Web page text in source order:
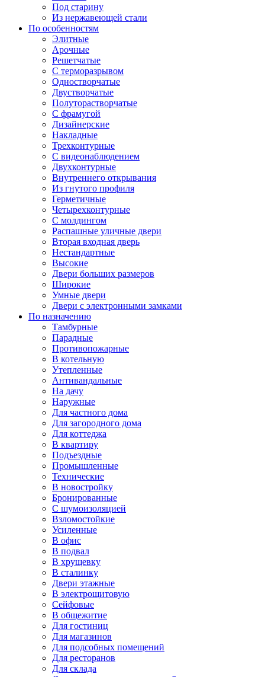
Под старину
Из нержавеющей стали
По особенностям
Элитные
Арочные
Решетчатые
С терморазрывом
Одностворчатые
Двустворчатые
Полуторастворчатые
С фрамугой
Дизайнерские
Накладные
Трехконтурные
С видеонаблюдением
Двухконтурные
Внутреннего открывания
Из гнутого профиля
Герметичные
Четырехконтурные
С молдингом
Распашные уличные двери
Вторая входная дверь
Нестандартные
Высокие
Двери больших размеров
Широкие
Умные двери
Двери с электронными замками
По назначению
Тамбурные
Парадные
Противопожарные
В котельную
Утепленные
Антивандальные
На дачу
Наружные
Для частного дома
Для загородного дома
Для коттеджа
В квартиру
Подъездные
Промышленные
Технические
В новостройку
Бронированные
С шумоизоляцией
Взломостойкие
Усиленные
В офис
В подвал
В хрущевку
В сталинку
Двери этажные
В электрощитовую
Сейфовые
В общежитие
Для гостиниц
Для магазинов
Для подсобных помещений
Для ресторанов
Для склада